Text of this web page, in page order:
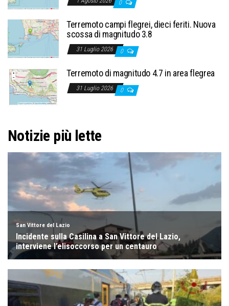
0
Terremoto campi flegrei, dieci feriti. Nuova
scossa di magnitudo 3.8
31 Luglio 2026 0
Terremoto di magnitudo 4.7 in area flegrea
31 Luglio 2026 0
Notizie più lette